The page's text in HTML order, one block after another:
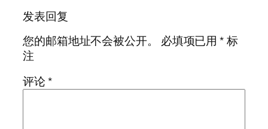
发表回复
您的邮箱地址不会被公开。
必填项已用*标
注
评论*